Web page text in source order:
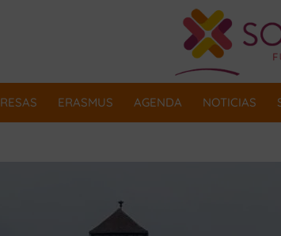
ERASMUS AGENDA NOTICIAS